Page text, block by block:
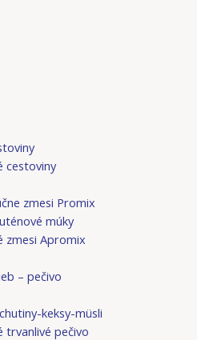
cestoviny
zmesi Promix
múky
zmesi Apromix
– pečivo
keksy-müsli
trvanlivé pečivo